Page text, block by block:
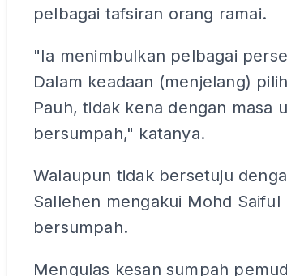
pelbagai tafsiran orang ramai.
"Ia menimbulkan pelbagai
Dalam keadaan (menjelang)
Pauh, tidak kena dengan masa
bersumpah," katanya.
Walaupun tidak bersetuju
Sallehen mengakui Mohd
bersumpah.
Mengulas kesan sumpah